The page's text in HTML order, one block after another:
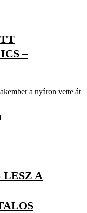
–
a nyáron vette át
A